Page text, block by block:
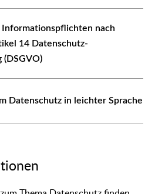
Informationspflichten nach
14 Datenschutz-
(DSGVO)
Datenschutz in leichter Sprache